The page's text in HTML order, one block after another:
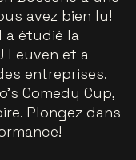
avez bien lu!
a étudié la
Leuven et a
entreprises.
Comedy Cup,
Plongez dans